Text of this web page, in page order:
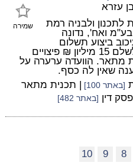
שמירה
עזרא
לתכנון ולבניה רמת
ואח', נדונה
ביצוע תשלום
פיצויים לאחר שהוועדה חויבה לשלם 15 מיליון ₪ פיצויים
מתאר. הוועדה ערערה על
שאין לה כסף.
[באתר 100] | תכנית מתאר
דין [באתר 482]
8
9
10